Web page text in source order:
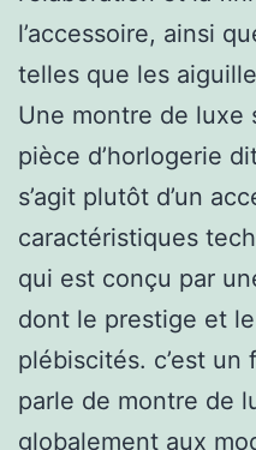
l’accessoire, ainsi
telles que les
Une montre de luxe
pièce d’horlogerie
s’agit plutôt d’un
caractéristiques
qui est conçu par
dont le prestige et
plébiscités. c’est un
parle de montre de
globalement aux